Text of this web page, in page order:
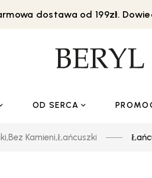
dostawa od 199zł.
OD SERCA
,Bez Kamieni,Łańcuszki